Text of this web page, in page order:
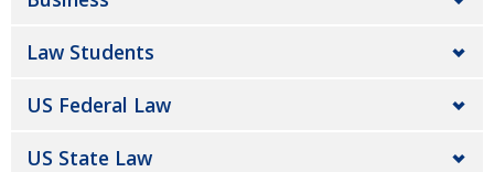
Law Students
US Federal Law
US State Law